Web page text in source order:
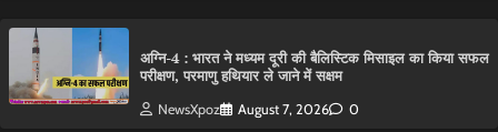
अग्नि-4 : भारत ने मध्यम दूरी की बैलिस्टिक मिसाइल का किया सफल
परीक्षण, परमाणु हथियार ले जाने में सक्षम
NewsXpoz August 7, 2026 0